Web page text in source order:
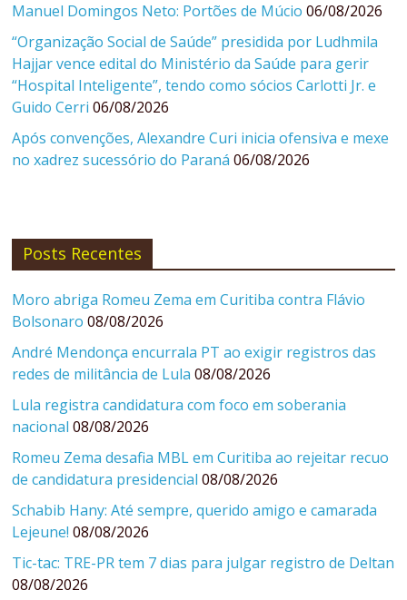
Manuel Domingos Neto: Portões de Múcio 06/08/2026
“Organização Social de Saúde” presidida por Ludhmila
Hajjar vence edital do Ministério da Saúde para gerir
“Hospital Inteligente”, tendo como sócios Carlotti Jr. e
Guido Cerri 06/08/2026
Após convenções, Alexandre Curi inicia ofensiva e mexe
no xadrez sucessório do Paraná 06/08/2026
Posts Recentes
Moro abriga Romeu Zema em Curitiba contra Flávio
Bolsonaro 08/08/2026
André Mendonça encurrala PT ao exigir registros das
redes de militância de Lula 08/08/2026
Lula registra candidatura com foco em soberania
nacional 08/08/2026
Romeu Zema desafia MBL em Curitiba ao rejeitar recuo
de candidatura presidencial 08/08/2026
Schabib Hany: Até sempre, querido amigo e camarada
Lejeune! 08/08/2026
Tic-tac: TRE-PR tem 7 dias para julgar registro de Deltan
08/08/2026